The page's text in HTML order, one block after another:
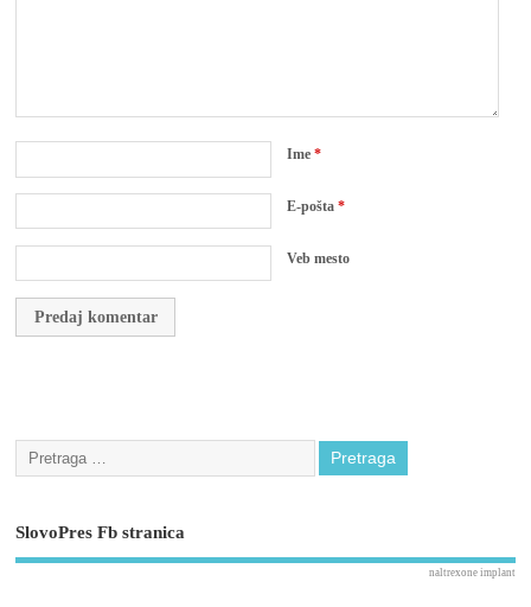
Ime*
E-pošta*
Veb mesto
SlovoPres Fb stranica
naltrexone implant